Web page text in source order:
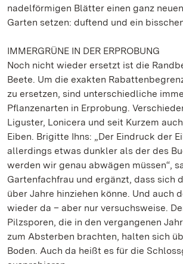
nadelförmigen Blätter einen ganz
Garten setzen: duftend und ein
IMMERGRÜNE IN DER ERPROBUNG
Noch nicht wieder ersetzt ist die
Beete. Um die exakten
zu ersetzen, sind unterschiedliche
Pflanzenarten in Erprobung.
Liguster, Lonicera und seit Kurzem
Eiben. Brigitte Ihns: „Der Eindruck der
allerdings etwas dunkler als der des
werden wir genau abwägen müssen“,
Gartenfachfrau und ergänzt, dass sich
über Jahre hinziehen könne. Und auch
wieder da – aber nur versuchsweise.
Pilzsporen, die in den vergangenen
zum Absterben brachten, halten sich
Boden. Auch da heißt es für die